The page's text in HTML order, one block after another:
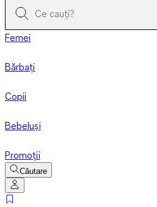
Femei
Bărbați
Copii
Bebeluși
Promoții
Căutare